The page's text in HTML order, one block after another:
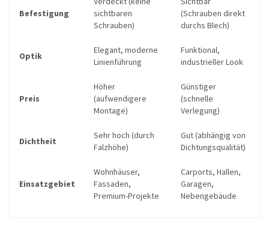
Befestigung
sichtbaren
Schrauben)
(Schrauben direkt
durchs Blech)
Optik
Elegant, moderne
Linienführung
Funktional,
industrieller Look
Preis
Höher
(aufwendigere
Montage)
Günstiger
(schnelle
Verlegung)
Dichtheit
Sehr hoch (durch
Falzhöhe)
Gut (abhängig von
Dichtungsqualität)
Einsatzgebiet
Wohnhäuser,
Fassaden,
Premium-Projekte
Carports, Hallen,
Garagen,
Nebengebäude